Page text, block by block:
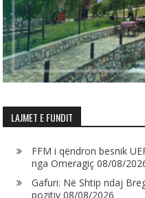
LAJMET E FUNDIT
FFM i qëndron besnik
nga Omeragiç 08/08/
Gafuri: Në Shtip ndaj
pozitiv 08/08/2026